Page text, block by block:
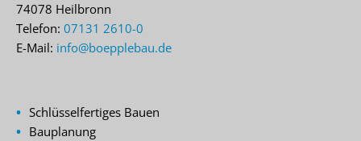
74078 Heilbronn
Telefon: 07131 2610-0
E-Mail: info@boepplebau.de
Schlüsselfertiges Bauen
Bauplanung